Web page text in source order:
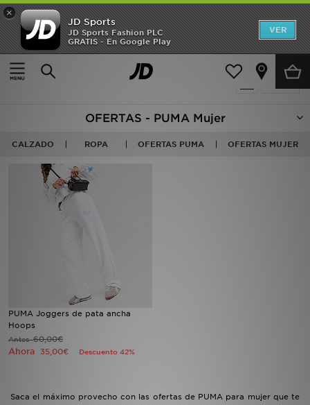
×
JD Sports
JD Sports Fashion PLC
GRATIS - En Google Play
VER
Página principal
Mujer
{productCount} producto encontrado
OFERTAS - PUMA Mujer
CALZADO ROPA OFERTAS PUMA OFERTAS MUJER
PUMA Joggers de pata ancha
Hoops
Antes60,00€
Ahora 35,00€ Descuento 42%
Saca el máximo provecho con las ofertas de PUMA para mujer que te
Hombre
Mujer
Estilo
Ver Marcas
Deportes & Fitness
TARJETA REGALO
MI JD